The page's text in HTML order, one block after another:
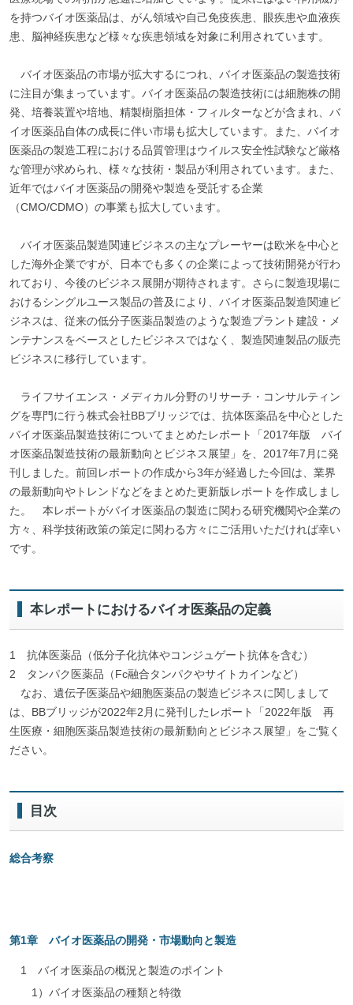
を持つバイオ医薬品は、がん領域や自己免疫疾患、眼疾患や血液疾
患、脳神経疾患など様々な疾患領域を対象に利用されています。
バイオ医薬品の市場が拡大するにつれ、バイオ医薬品の製造技術
に注目が集まっています。バイオ医薬品の製造技術には細胞株の開
発、培養装置や培地、精製樹脂担体・フィルターなどが含まれ、バ
イオ医薬品自体の成長に伴い市場も拡大しています。また、バイオ
医薬品の製造工程における品質管理はウイルス安全性試験など厳格
な管理が求められ、様々な技術・製品が利用されています。また、
近年ではバイオ医薬品の開発や製造を受託する企業
（CMO/CDMO）の事業も拡大しています。
バイオ医薬品製造関連ビジネスの主なプレーヤーは欧米を中心と
した海外企業ですが、日本でも多くの企業によって技術開発が行わ
れており、今後のビジネス展開が期待されます。さらに製造現場に
おけるシングルユース製品の普及により、バイオ医薬品製造関連ビ
ジネスは、従来の低分子医薬品製造のような製造プラント建設・メ
ンテナンスをベースとしたビジネスではなく、製造関連製品の販売
ビジネスに移行しています。
ライフサイエンス・メディカル分野のリサーチ・コンサルティン
グを専門に行う株式会社BBブリッジでは、抗体医薬品を中心とした
バイオ医薬品製造技術についてまとめたレポート「2017年版 バイ
オ医薬品製造技術の最新動向とビジネス展望」を、2017年7月に発
刊しました。前回レポートの作成から3年が経過した今回は、業界
の最新動向やトレンドなどをまとめた更新版レポートを作成しまし
た。 本レポートがバイオ医薬品の製造に関わる研究機関や企業の
方々、科学技術政策の策定に関わる方々にご活用いただければ幸い
です。
本レポートにおけるバイオ医薬品の定義
1 抗体医薬品（低分子化抗体やコンジュゲート抗体を含む）
2 タンパク医薬品（Fc融合タンパクやサイトカインなど）
なお、遺伝子医薬品や細胞医薬品の製造ビジネスに関しまして
は、BBブリッジが2022年2月に発刊したレポート「2022年版 再
生医療・細胞医薬品製造技術の最新動向とビジネス展望」をご覧く
ださい。
目次
総合考察
第1章 バイオ医薬品の開発・市場動向と製造
1 バイオ医薬品の概況と製造のポイント
1）バイオ医薬品の種類と特徴